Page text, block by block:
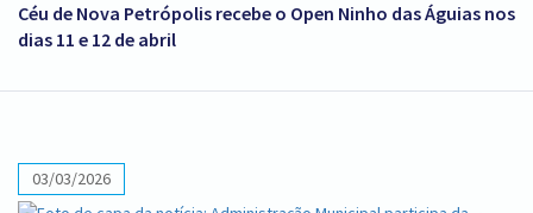
Céu de Nova Petrópolis recebe o Open Ninho das Águias nos
dias 11 e 12 de abril
03/03/2026